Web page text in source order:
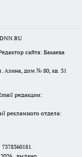
сайта: Бакаева
Азина, дом № 80, кв. 31
редакции:
рекламного отдела: